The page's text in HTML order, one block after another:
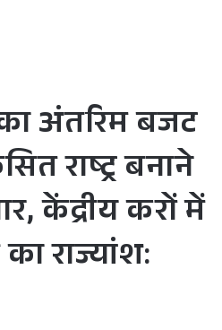
अंतरिम बजट
राष्ट्र बनाने
केंद्रीय करों में
राज्यांश: